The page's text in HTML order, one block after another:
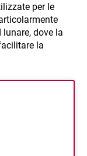
per le
dove la
la